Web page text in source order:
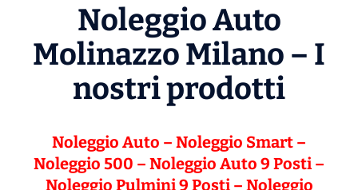
Noleggio Auto
Molinazzo Milano – I
nostri prodotti
Noleggio Auto – Noleggio Smart –
Noleggio 500 – Noleggio Auto 9 Posti –
Noleggio Pulmini 9 Posti– Noleggio